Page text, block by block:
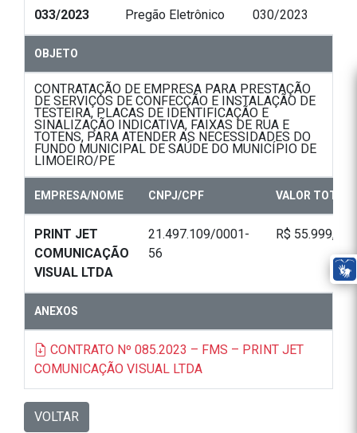
033/2023 Pregão Eletrônico 030/2023
OBJETO
CONTRATAÇÃO DE EMPRESA PARA PRESTAÇÃO
DE SERVIÇOS DE CONFECÇÃO E INSTALAÇÃO DE
TESTEIRA, PLACAS DE IDENTIFICAÇÃO E
SINALIZAÇÃO INDICATIVA, FAIXAS DE RUA E
TOTENS, PARA ATENDER AS NECESSIDADES DO
FUNDO MUNICIPAL DE SAÚDE DO MUNICÍPIO DE
LIMOEIRO/PE
EMPRESA/NOME CNPJ/CPF VALOR TOTAL
PRINT JET
COMUNICAÇÃO
VISUAL LTDA
21.497.109/0001-
56
R$ 55.999,80
ANEXOS
CONTRATO Nº 085.2023 – FMS – PRINT JET
COMUNICAÇÃO VISUAL LTDA
VOLTAR